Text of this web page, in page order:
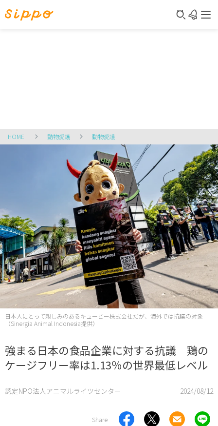
HOME 動物愛護 動物愛護
日本人にとって親しみのあるキューピー株式会社だが、海外では抗議の対象
（Sinergia Animal Indonesia提供）
強まる日本の食品企業に対する抗議 鶏の
ケージフリー率は1.13％の世界最低レベル
認定NPO法人アニマルライツセンター 2024/08/12
Share